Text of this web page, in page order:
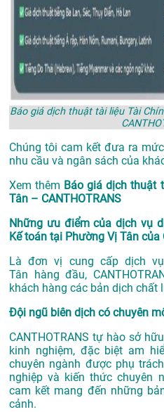
Báo giá dịch thuật tài liệu Tài
Chúng tôi cam kết đưa ra
nhu cầu và ngân sách của
Xem thêm Báo giá dịch thuật
Tân – CANTHOTRANS
Những ưu điểm của dịch vụ
Kế toán tại Phường Vị Tân của
Là đơn vị cung cấp dịch
Tân hàng đầu,
khách hàng các bản dịch
Đội ngũ biên dịch có chuyên
CANTHOTRANS tự hào sở
kinh nghiệm, đặc biệt am
chuyên ngành được phụ
nghiệp và kiến thức chuyên
cam kết mang đến những
cảnh.